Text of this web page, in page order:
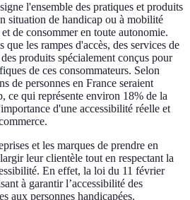
l'ensemble des pratiques et produits
situation de handicap ou à mobilité
de consommer en toute autonomie.
que les rampes d'accès, des services de
produits spécialement conçus pour
de ces consommateurs. Selon
de personnes en France seraient
ce qui représente environ 18% de la
d'une accessibilité réelle et
et les marques de prendre en
leur clientèle tout en respectant la
En effet, la loi du 11 février
à garantir l’accessibilité des
aux personnes handicapées.